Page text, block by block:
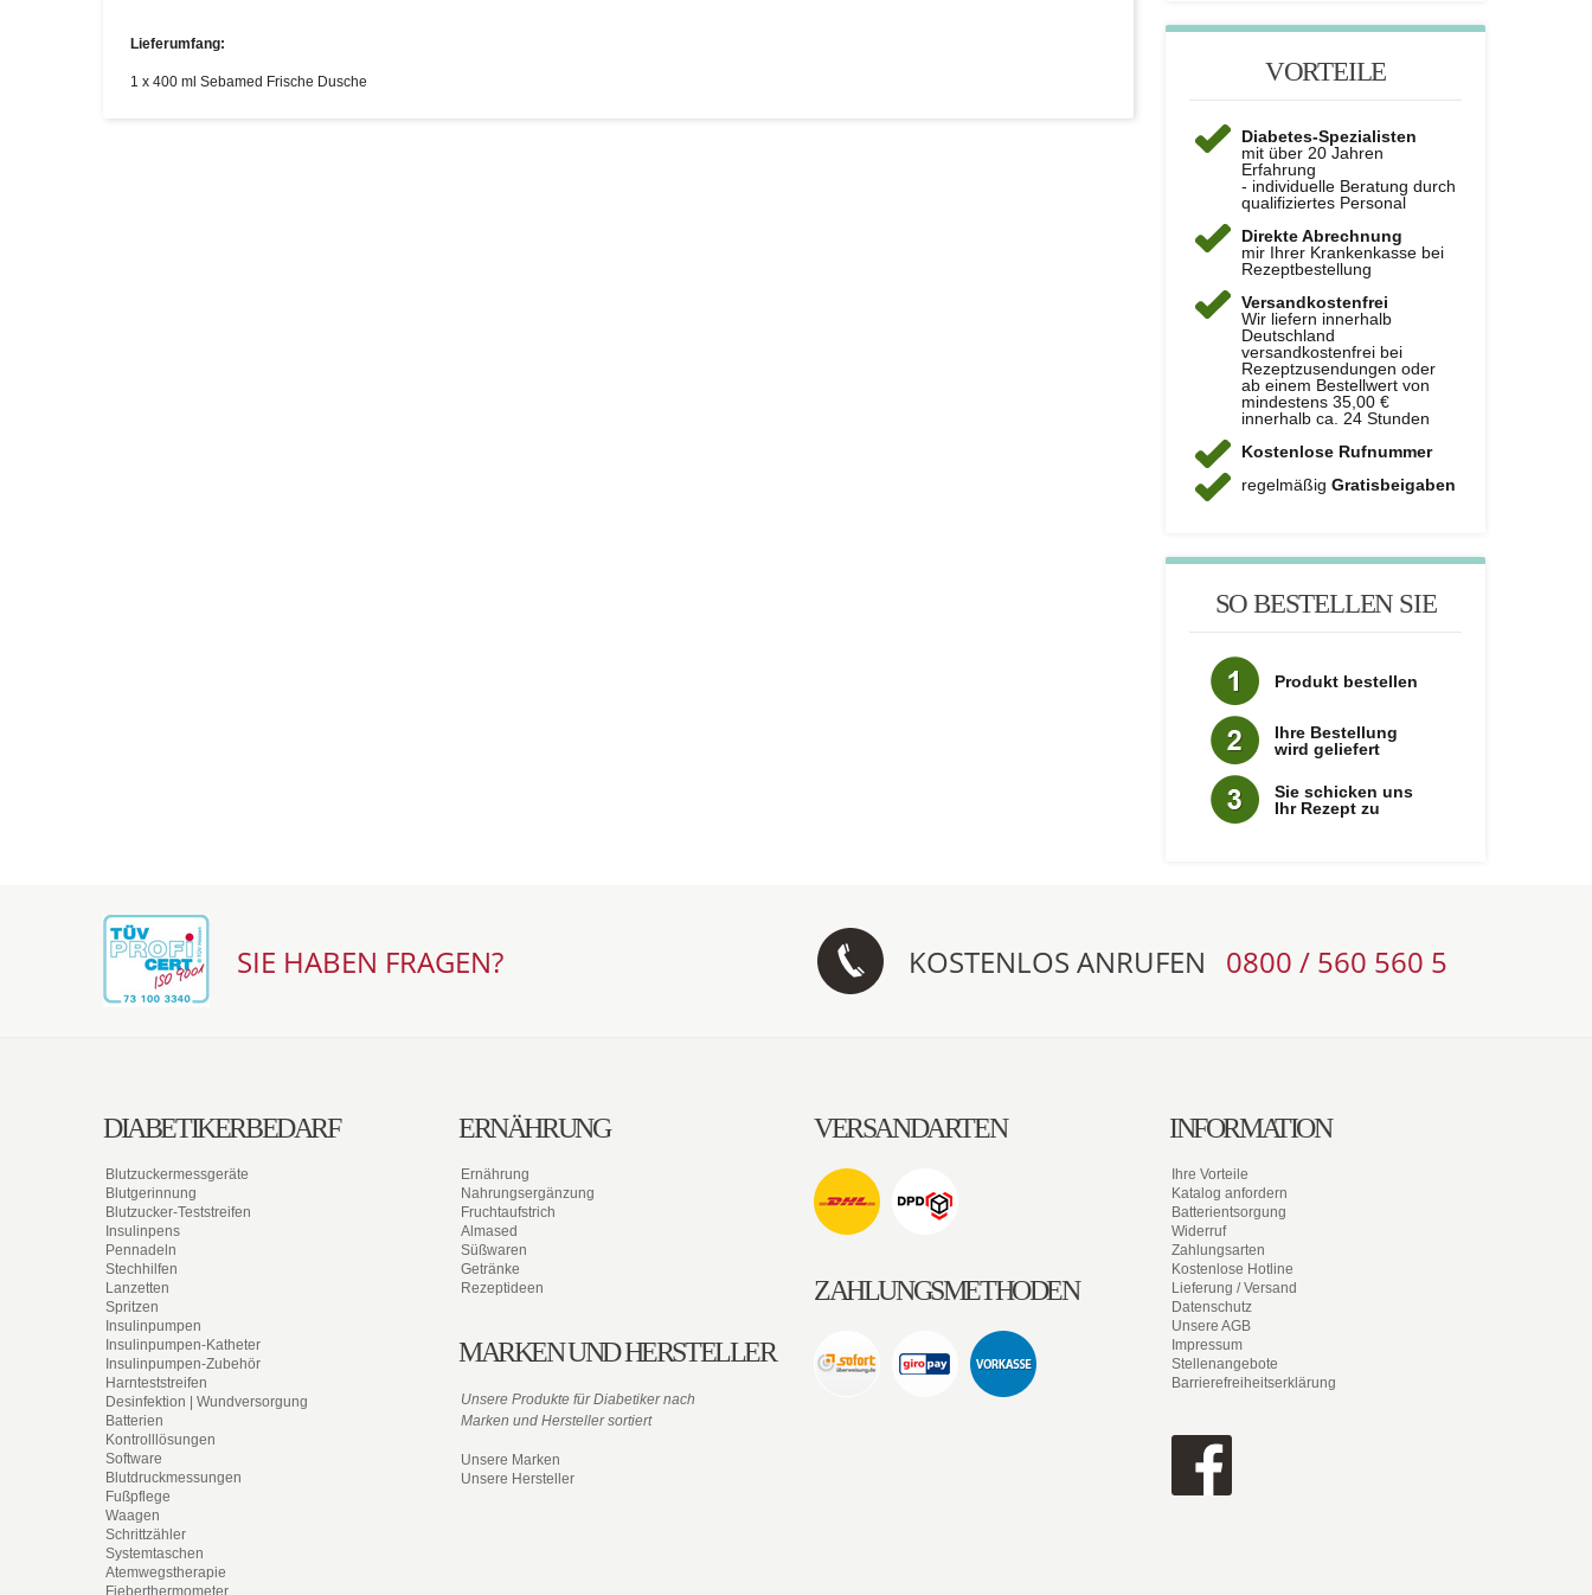
VORTEILE
Diabetes-Spezialisten
mit über 20 Jahren
Erfahrung
- individuelle Beratung durch
qualifiziertes Personal
Direkte Abrechnung
mir Ihrer Krankenkasse bei
Rezeptbestellung
Versandkostenfrei
Wir liefern innerhalb
Deutschland
versandkostenfrei bei
Rezeptzusendungen oder
ab einem Bestellwert von
mindestens 35,00 €
innerhalb ca. 24 Stunden
Kostenlose Rufnummer
regelmäßig Gratisbeigaben
SO BESTELLEN SIE
Produkt bestellen
Ihre Bestellung
wird geliefert
Sie schicken uns
Ihr Rezept zu
Lieferumfang:
1 x 400 ml Sebamed Frische Dusche
SIE HABEN FRAGEN? KOSTENLOS ANRUFEN 0800 / 560 560 5
DIABETIKERBEDARF
Blutzuckermessgeräte
Blutgerinnung
Blutzucker-Teststreifen
Insulinpens
Pennadeln
Stechhilfen
Lanzetten
Spritzen
Insulinpumpen
Insulinpumpen-Katheter
Insulinpumpen-Zubehör
Harnteststreifen
Desinfektion | Wundversorgung
Batterien
Kontrolllösungen
Software
Blutdruckmessungen
Fußpflege
Waagen
Schrittzähler
Systemtaschen
Atemwegstherapie
Fieberthermometer
ERNÄHRUNG
Ernährung
Nahrungsergänzung
Fruchtaufstrich
Almased
Süßwaren
Getränke
Rezeptideen
MARKEN UND HERSTELLER
Unsere Produkte für Diabetiker nach
Marken und Hersteller sortiert
Unsere Marken
Unsere Hersteller
VERSANDARTEN
ZAHLUNGSMETHODEN
INFORMATION
Ihre Vorteile
Katalog anfordern
Batterientsorgung
Widerruf
Zahlungsarten
Kostenlose Hotline
Lieferung / Versand
Datenschutz
Unsere AGB
Impressum
Stellenangebote
Barrierefreiheitserklärung